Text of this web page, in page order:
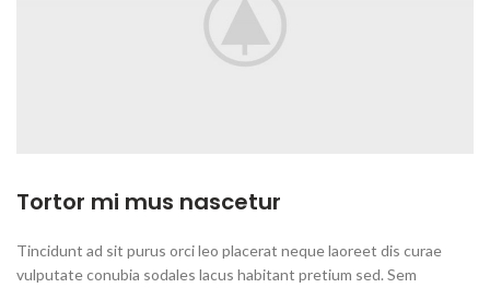
Tortor mi mus nascetur
Tincidunt ad sit purus orci leo placerat neque laoreet dis curae
vulputate conubia sodales lacus habitant pretium sed. Sem